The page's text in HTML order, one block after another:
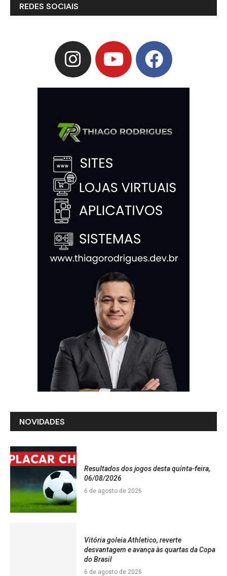
REDES SOCIAIS
NOVIDADES
Resultados dos jogos desta quinta-feira,
06/08/2026
6 de agosto de 2026
Vitória goleia Athletico, reverte
desvantagem e avança às quartas da Copa
do Brasil
6 de agosto de 2026